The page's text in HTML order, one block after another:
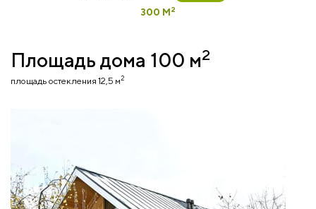
300 М2
Площадь дома 100 м2
площадь остекления 12,5 м2